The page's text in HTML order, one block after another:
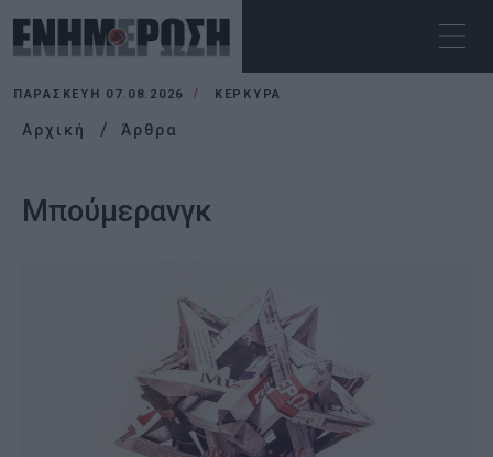
ΠΑΡΑΣΚΕΥΉ 07.08.2026 ΚΕΡΚΥΡΑ
Αρχική Άρθρα
Μπούμερανγκ